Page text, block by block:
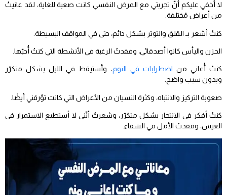
لا أُخفي عليكم أنّ تجربتي مع المرض النفسي كانت صعبة للغاية، لقد عانيتُ
من أعراض مُختلفة.
كنتُ أشعر بـ القلق والتوتر بشكل دائم، حتى في المواقف البسيطة.
الحزن واليأس كانوا أصدقائي، وفقدتُ الرغبة في الأنشطة التي كنتُ أُحبّها.
كنتُ أُعاني من اضطرابات في النوم، وأستيقظ في الليل بشكل متكرّر
وبدون سبب واضح.
صعوبة التركيز والانتباه، وكثرة النسيان من الأعراض التي كانت تؤرقني أيضًا.
كنتُ أفكر في الانتحار بشكل متكرّر، وشعرتُ أنّني لا أستطيع الاستمرار في
العيش، وفقدتُ الأمل في الشفاء.